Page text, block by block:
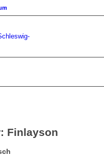
Finlayson